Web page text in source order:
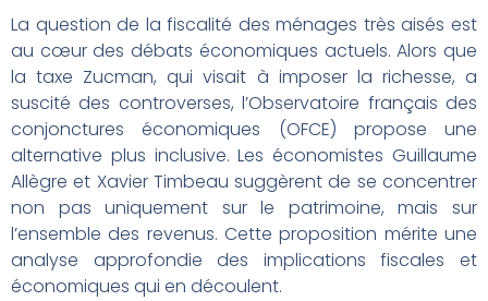
La question de la fiscalité des ménages très aisés est
au cœur des débats économiques actuels. Alors que
la taxe Zucman, qui visait à imposer la richesse, a
suscité des controverses, l’Observatoire français des
conjonctures économiques (OFCE) propose une
alternative plus inclusive. Les économistes Guillaume
Allègre et Xavier Timbeau suggèrent de se concentrer
non pas uniquement sur le patrimoine, mais sur
l’ensemble des revenus. Cette proposition mérite une
analyse approfondie des implications fiscales et
économiques qui en découlent.